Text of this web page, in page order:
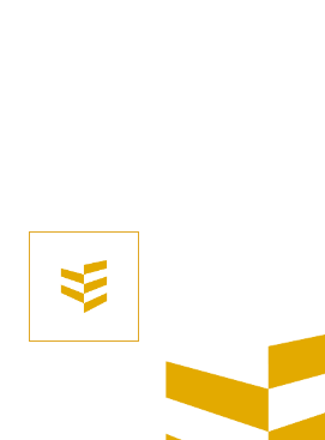
Duimplaat verstelbaar (duim 16